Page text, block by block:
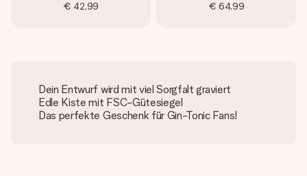
€ 42,99 € 64,99
Dein Entwurf wird mit viel Sorgfalt graviert
Edle Kiste mit FSC-Gütesiegel
Das perfekte Geschenk für Gin-Tonic Fans!